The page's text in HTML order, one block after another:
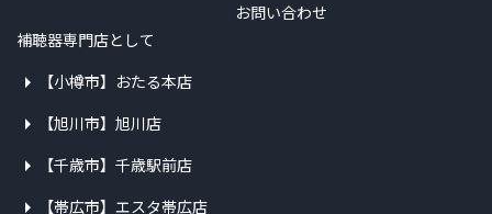
お問い合わせ
補聴器専門店として
【小樽市】おたる本店
【旭川市】旭川店
【千歳市】千歳駅前店
【帯広市】エスタ帯広店